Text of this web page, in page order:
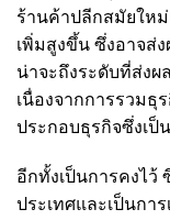
ร้านค้าปลีกสมัยให
เพิ่มสูงขึ้น ซึ่งอาจส่
น่าจะถึงระดับที่ส่งผ
เนื่องจากการรวมธุ
ประกอบธุรกิจซึ่งเป็
อีกทั้งเป็นการคงไว้
ประเทศและเป็นกา